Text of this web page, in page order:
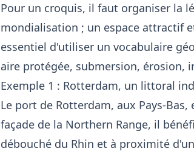
Pour un croquis, il faut organiser la
mondialisation ; un espace attractif
essentiel d'utiliser un vocabulaire
aire protégée, submersion, érosion,
Exemple 1 : Rotterdam, un littoral
Le port de Rotterdam, aux Pays-
façade de la Northern Range, il
débouché du Rhin et à proximité